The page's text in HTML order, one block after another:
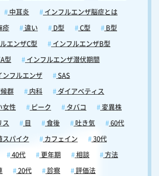
中耳炎 インフルエンザ脳症とは
疹 違い D型 C型 B型
エンザC型 インフルエンザB型
型 インフルエンザ潜伏期間
ンフルエンザ SAS
群 内科 ダイアベティス
女性 ピーク タバコ 変異株
ス 目 食後 吐き気 60代
スパイク カフェイン 30代
40代 更年期 相談 方法
20代 診察 評価法